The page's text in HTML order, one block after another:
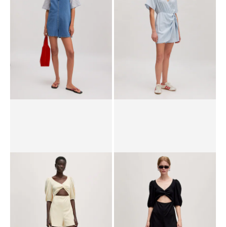
Combinaison 'Noel'
89.90 CHF62.90 CHF
Combinaison 'Diane'
99.90 CHF69.90 CHF
Affichage de l’image 1 sur 3 Affichage de l’image 1 sur 4